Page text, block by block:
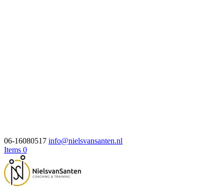
06-16080517 info@nielsvansanten.nl
Items 0